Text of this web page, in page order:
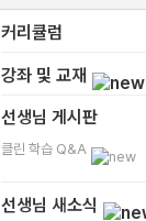
커리큘럼
강좌 및 교재
선생님 게시판
클린 학습 Q&A
선생님 새소식